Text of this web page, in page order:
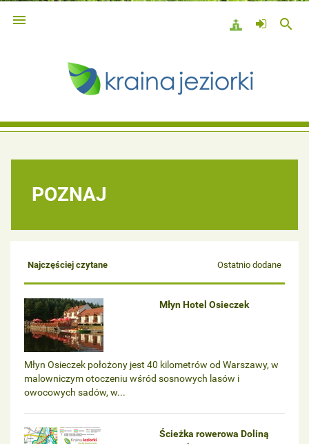
 search
POZNAJ
Najczęściej czytane Ostatnio dodane
Młyn Hotel Osieczek
Młyn Osieczek położony jest 40 kilometrów od Warszawy, w
malowniczym otoczeniu wśród sosnowych lasów i
owocowych sadów, w...
Ścieżka rowerowa Doliną